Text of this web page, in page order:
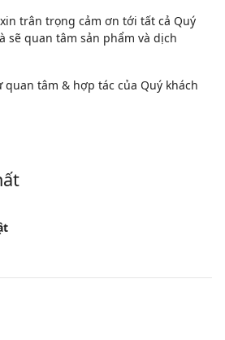
trân trọng cảm ơn tới tất cả Quý
sẽ quan tâm sản phẩm và dịch
tâm & hợp tác của Quý khách